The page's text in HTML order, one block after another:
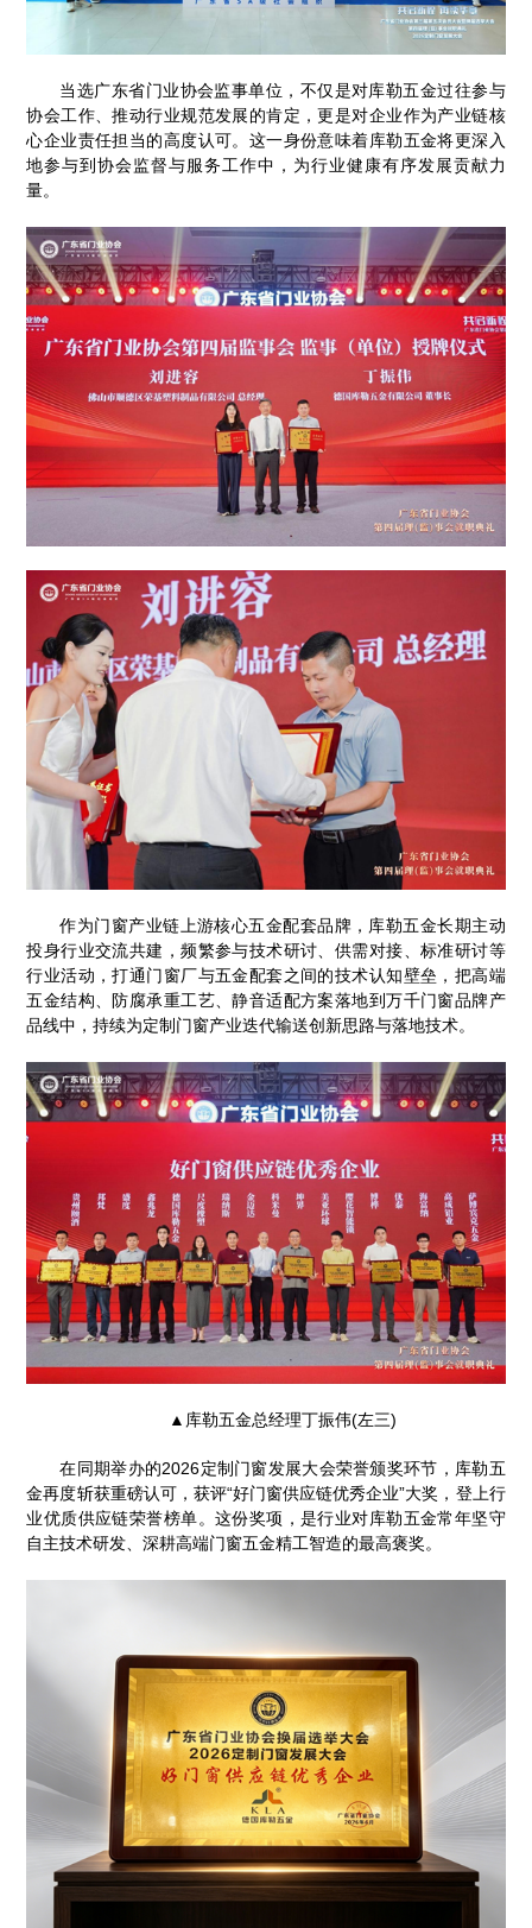
当选广东省门业协会监事单位，不仅是对库勒五金过往参与
协会工作、推动行业规范发展的肯定，更是对企业作为产业链核
心企业责任担当的高度认可。这一身份意味着库勒五金将更深入
地参与到协会监督与服务工作中，为行业健康有序发展贡献力
量。
作为门窗产业链上游核心五金配套品牌，库勒五金长期主动
投身行业交流共建，频繁参与技术研讨、供需对接、标准研讨等
行业活动，打通门窗厂与五金配套之间的技术认知壁垒，把高端
五金结构、防腐承重工艺、静音适配方案落地到万千门窗品牌产
品线中，持续为定制门窗产业迭代输送创新思路与落地技术。
▲库勒五金总经理丁振伟(左三)
在同期举办的2026定制门窗发展大会荣誉颁奖环节，库勒五
金再度斩获重磅认可，获评“好门窗供应链优秀企业”大奖，登上行
业优质供应链荣誉榜单。这份奖项，是行业对库勒五金常年坚守
自主技术研发、深耕高端门窗五金精工智造的最高褒奖。